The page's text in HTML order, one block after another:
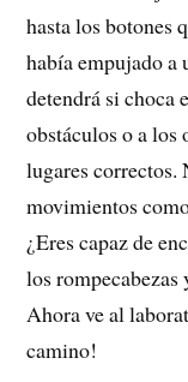
hasta los botones
había empujado a
detendrá si choca
obstáculos o a los
lugares correctos.
movimientos
¿Eres capaz de
los rompecabezas
Ahora ve al
camino!